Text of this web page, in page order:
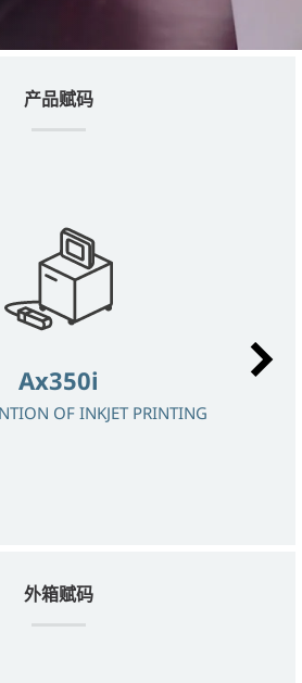
产品赋码
Ax350i
OF INKJET PRINTING
外箱赋码